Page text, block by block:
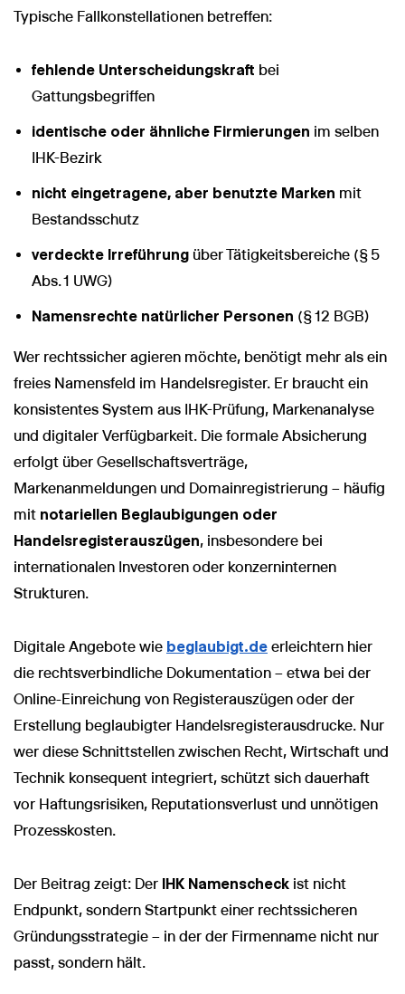
Typische Fallkonstellationen betreffen:
fehlende Unterscheidungskraft bei
Gattungsbegriffen
identische oder ähnliche Firmierungen im selben
IHK-Bezirk
nicht eingetragene, aber benutzte Marken mit
Bestandsschutz
verdeckte Irreführung über Tätigkeitsbereiche (§ 5
Abs. 1 UWG)
Namensrechte natürlicher Personen (§ 12 BGB)
Wer rechtssicher agieren möchte, benötigt mehr als ein
freies Namensfeld im Handelsregister. Er braucht ein
konsistentes System aus IHK-Prüfung, Markenanalyse
und digitaler Verfügbarkeit. Die formale Absicherung
erfolgt über Gesellschaftsverträge,
Markenanmeldungen und Domainregistrierung – häufig
mit notariellen Beglaubigungen oder
Handelsregisterauszügen, insbesondere bei
internationalen Investoren oder konzerninternen
Strukturen.
Digitale Angebote wie beglaubigt.de erleichtern hier
die rechtsverbindliche Dokumentation – etwa bei der
Online-Einreichung von Registerauszügen oder der
Erstellung beglaubigter Handelsregisterausdrucke. Nur
wer diese Schnittstellen zwischen Recht, Wirtschaft und
Technik konsequent integriert, schützt sich dauerhaft
vor Haftungsrisiken, Reputationsverlust und unnötigen
Prozesskosten.
Der Beitrag zeigt: Der IHK Namenscheck ist nicht
Endpunkt, sondern Startpunkt einer rechtssicheren
Gründungsstrategie – in der der Firmenname nicht nur
passt, sondern hält.